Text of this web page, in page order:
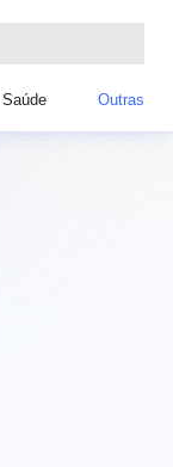
Saúde Outras